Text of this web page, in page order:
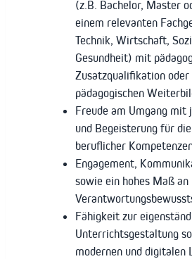
(z.B. Bachelor, Master
einem relevanten
Technik, Wirtschaft,
Gesundheit) mit
Zusatzqualifikation
pädagogischen
Freude am Umgang mit
und Begeisterung für
beruflicher
Engagement,
sowie ein hohes Maß an
Fähigkeit zur
Unterrichtsgestaltung
modernen und digitalen